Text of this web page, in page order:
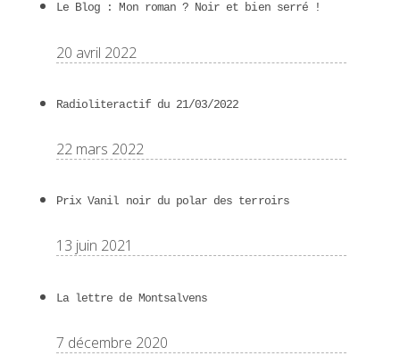
Le Blog : Mon roman ? Noir et bien serré !
20 avril 2022
Radioliteractif du 21/03/2022
22 mars 2022
Prix Vanil noir du polar des terroirs
13 juin 2021
La lettre de Montsalvens
7 décembre 2020